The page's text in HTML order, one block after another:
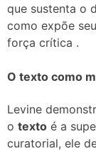
que sustenta o
como expõe
força crítica .
O texto como
Levine
o texto é a
curatorial, ele